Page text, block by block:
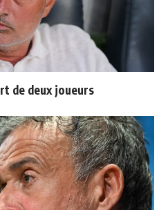
de deux joueurs